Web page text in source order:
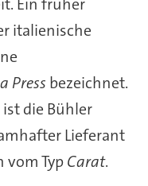
italienische
Press bezeichnet.
die Bühler
Lieferant
TypCarat.